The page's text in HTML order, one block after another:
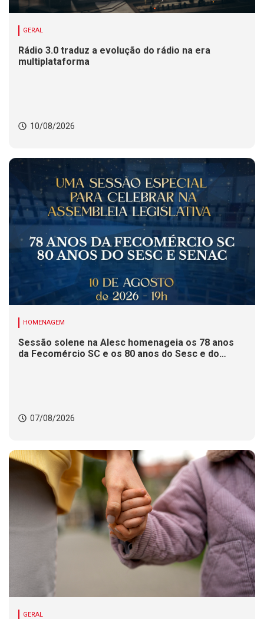
GERAL
Rádio 3.0 traduz a evolução do rádio na era
multiplataforma
10/08/2026
HOMENAGEM
Sessão solene na Alesc homenageia os 78 anos
da Fecomércio SC e os 80 anos do Sesc e do
07/08/2026
GERAL